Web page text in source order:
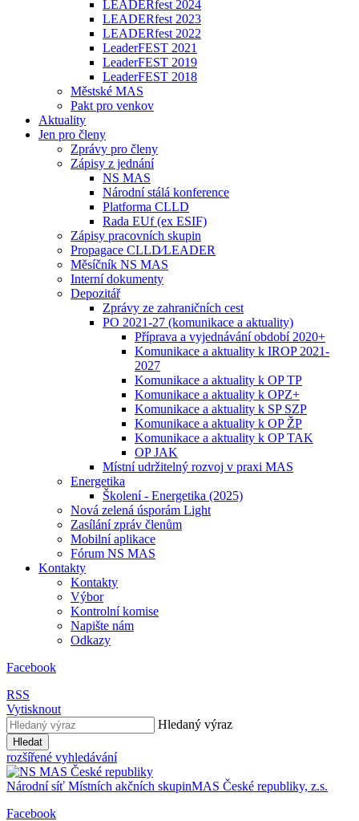
LEADERfest 2024
LEADERfest 2023
LEADERfest 2022
LeaderFEST 2021
LeaderFEST 2019
LeaderFEST 2018
Městské MAS
Pakt pro venkov
Aktuality
Jen pro členy
Zprávy pro členy
Zápisy z jednání
NS MAS
Národní stálá konference
Platforma CLLD
Rada EUf (ex ESIF)
Zápisy pracovních skupin
Propagace CLLD⁄LEADER
Měsíčník NS MAS
Interní dokumenty
Depozitář
Zprávy ze zahraničních cest
PO 2021-27 (komunikace a aktuality)
Příprava a vyjednávání období 2020+
Komunikace a aktuality k IROP 2021-
2027
Komunikace a aktuality k OP TP
Komunikace a aktuality k OPZ+
Komunikace a aktuality k SP SZP
Komunikace a aktuality k OP ŽP
Komunikace a aktuality k OP TAK
OP JAK
Místní udržitelný rozvoj v praxi MAS
Energetika
Školení - Energetika (2025)
Nová zelená úsporám Light
Zasílání zpráv členům
Mobilní aplikace
Fórum NS MAS
Kontakty
Kontakty
Výbor
Kontrolní komise
Napište nám
Odkazy
Facebook
RSS
Vytisknout
Hledaný výraz
Hledat
rozšířené vyhledávání
Národní síť Místních akčních skupinMAS České republiky, z.s.
Facebook